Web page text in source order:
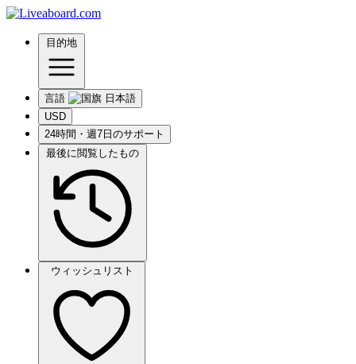
目的地
言語
USD
24時間・週7日のサポート
最後に閲覧したもの
ウィッシュリスト